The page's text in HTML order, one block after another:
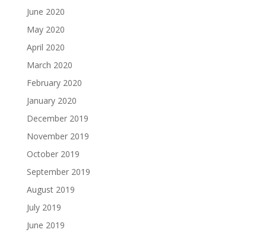
June 2020
May 2020
April 2020
March 2020
February 2020
January 2020
December 2019
November 2019
October 2019
September 2019
August 2019
July 2019
June 2019